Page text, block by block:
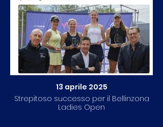
13 aprile 2025
Strepitoso successo per il Bellinzona
Ladies Open